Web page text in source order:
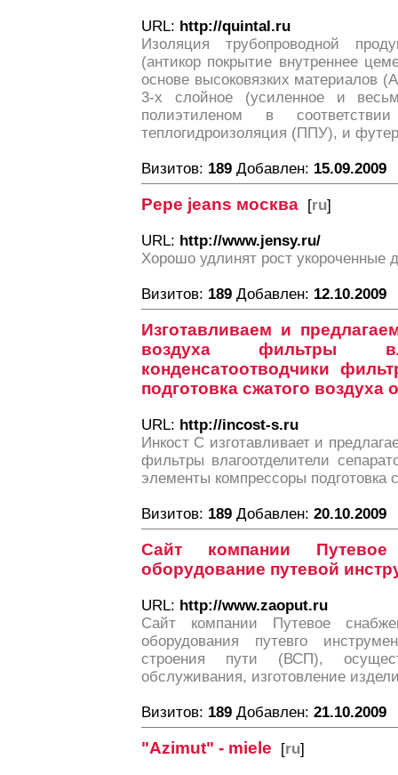
URL: http://quintal.ru
Изоляция трубопроводной
(антикор покрытие внутреннее
основе высоковязких материалов
3-х слойное (усиленное и
полиэтиленом в
теплогидроизоляция (ППУ), и
Визитов: 189 Добавлен: 15.09.2009
Pepe jeans москва [ru]
URL: http://www.jensy.ru/
Хорошо удлинят рост укороченные
Визитов: 189 Добавлен: 12.10.2009
Изготавливаем и
воздуха фильтры
конденсатоотводчики
подготовка сжатого воздуха
URL: http://incost-s.ru
Инкост С изготавливает и
фильтры влагоотделители
элементы компрессоры подготовка
Визитов: 189 Добавлен: 20.10.2009
Сайт компании Путевое
оборудование путевой
URL: http://www.zaoput.ru
Сайт компании Путевое
оборудования путевго
строения пути (ВСП),
обслуживания, изготовление
Визитов: 189 Добавлен: 21.10.2009
"Azimut" - miele [ru]